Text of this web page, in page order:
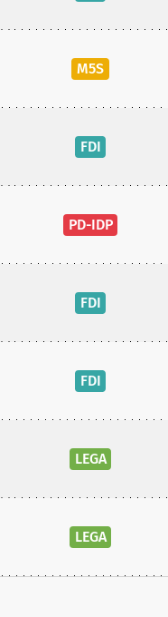
M5S
FDI
PD-IDP
FDI
FDI
LEGA
LEGA